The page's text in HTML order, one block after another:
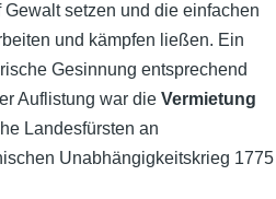
setzen und die einfachen
und kämpfen ließen. Ein
Gesinnung entsprechend
Auflistung war die Vermietung
Landesfürsten an
Unabhängigkeitskrieg 1775